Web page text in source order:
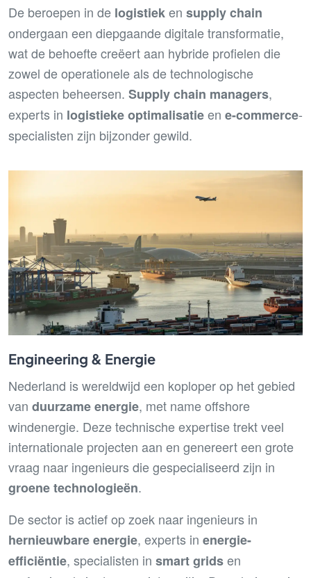
De beroepen in de logistieken supply chain
ondergaan een diepgaande digitale transformatie,
wat de behoefte creëert aan hybride profielen die
zowel de operationele als de technologische
aspecten beheersen. Supply chain managers,
experts in logistieke optimalisatieen e-commerce-
specialisten zijn bijzonder gewild.
Engineering & Energie
Nederland is wereldwijd een koploper op het gebied
van duurzame energie, met name offshore
windenergie. Deze technische expertise trekt veel
internationale projecten aan en genereert een grote
vraag naar ingenieurs die gespecialiseerd zijn in
groene technologieën.
De sector is actief op zoek naar ingenieurs in
hernieuwbare energie, experts in energie-
efficiëntie, specialisten in smart gridsen